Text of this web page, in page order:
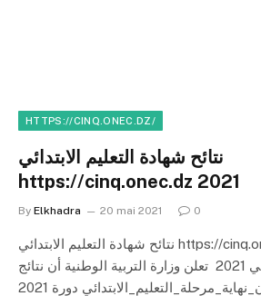
HTTPS://CINQ.ONEC.DZ/
نتائح شهادة التعليم الابتدائي
https://cinq.onec.dz 2021
By Elkhadra 20 mai 2021 0
نتائح شهادة التعليم الابتدائي https://cinq.onec.dz 2021 شهادة
تعليم ابتدائي 2021 تعلن وزارة التربية الوطنية أن نتائج